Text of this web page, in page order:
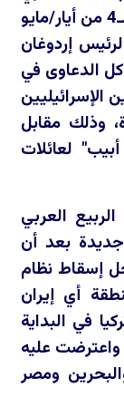
إلى الحلف الأطلسي بصفة مراقب في الـ4 من أيار/مايو
إردوغان
2016 لإلغاء كل الدعاوى في
الإسرائيليين
وذلك مقابل
لعائلات
العربي
بعد أن
إسقاط نظام
أي إيران
في البداية
عليه
ومصر